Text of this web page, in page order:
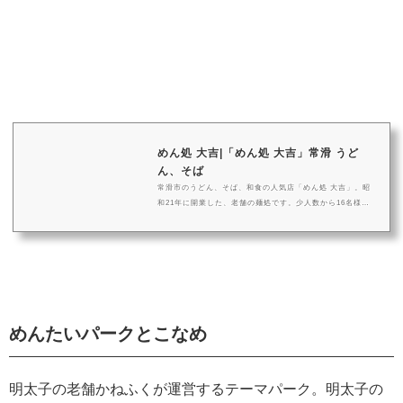
めん処 大吉|「めん処 大吉」常滑 うど
ん、そば
常滑市のうどん、そば、和食の人気店「めん処 大吉」。昭
和21年に開業した、老舗の麺処です。少人数から16名様ま
めんたいパークとこなめ
明太子の老舗かねふくが運営するテーマパーク。明太子の